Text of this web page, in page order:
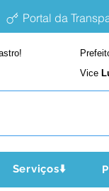
Portal da
Vice
Serviços⬇️